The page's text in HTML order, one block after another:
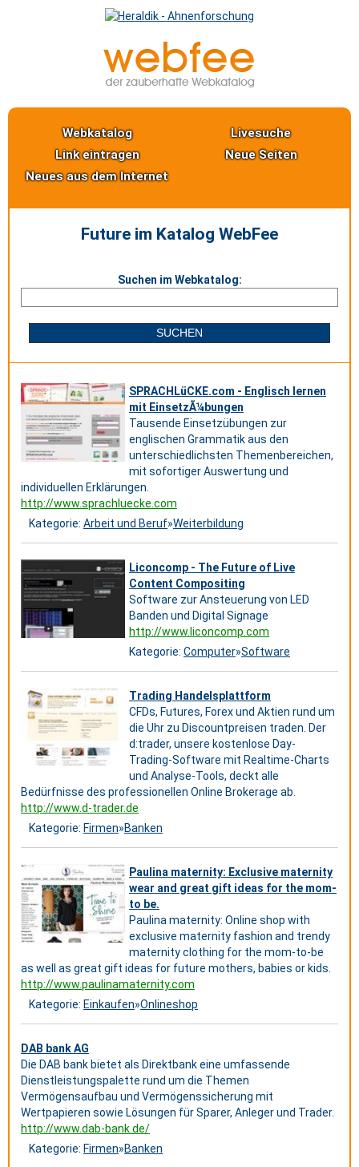
Webkatalog
Livesuche
Link eintragen
Neue Seiten
Neues aus dem Internet
Future im Katalog WebFee
Suchen im Webkatalog:
SPRACHLüCKE.com - Englisch lernen
mit EinsetzÃ¼bungen
Tausende Einsetzübungen zur
englischen Grammatik aus den
unterschiedlichsten Themenbereichen,
mit sofortiger Auswertung und
individuellen Erklärungen.
http://www.sprachluecke.com
Kategorie: Arbeit und Beruf»Weiterbildung
Liconcomp - The Future of Live
Content Compositing
Software zur Ansteuerung von LED
Banden und Digital Signage
http://www.liconcomp.com
Kategorie: Computer»Software
Trading Handelsplattform
CFDs, Futures, Forex und Aktien rund um
die Uhr zu Discountpreisen traden. Der
d:trader, unsere kostenlose Day-
Trading-Software mit Realtime-Charts
und Analyse-Tools, deckt alle
Bedürfnisse des professionellen Online Brokerage ab.
http://www.d-trader.de
Kategorie: Firmen»Banken
Paulina maternity: Exclusive maternity
wear and great gift ideas for the mom-
to be.
Paulina maternity: Online shop with
exclusive maternity fashion and trendy
maternity clothing for the mom-to-be
as well as great gift ideas for future mothers, babies or kids.
http://www.paulinamaternity.com
Kategorie: Einkaufen»Onlineshop
DAB bank AG
Die DAB bank bietet als Direktbank eine umfassende
Dienstleistungspalette rund um die Themen
Vermögensaufbau und Vermögenssicherung mit
Wertpapieren sowie Lösungen für Sparer, Anleger und Trader.
http://www.dab-bank.de/
Kategorie: Firmen»Banken